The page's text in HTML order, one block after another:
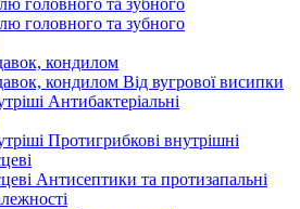
головного та зубного
кондилом
кондилом Від вугрової висипки
Антибактеріальні
Протигрибкові внутрішні
Антисептики та протизапальні